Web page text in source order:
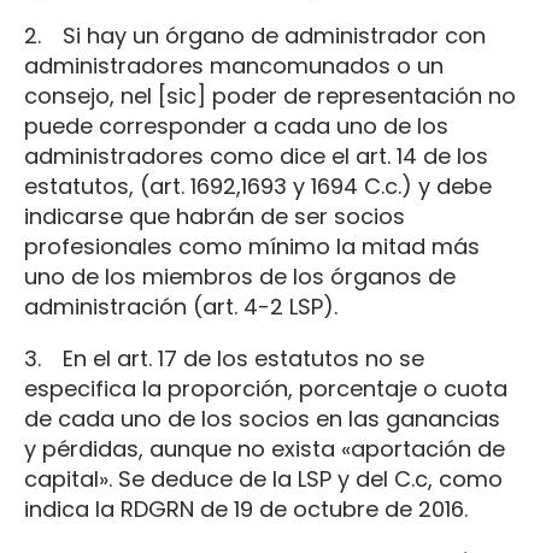
2. Si hay un órgano de administrador con
administradores mancomunados o un
consejo, nel [sic] poder de representación no
puede corresponder a cada uno de los
administradores como dice el art. 14 de los
estatutos, (art. 1692,1693 y 1694 C.c.) y debe
indicarse que habrán de ser socios
profesionales como mínimo la mitad más
uno de los miembros de los órganos de
administración (art. 4-2 LSP).
3. En el art. 17 de los estatutos no se
especifica la proporción, porcentaje o cuota
de cada uno de los socios en las ganancias
y pérdidas, aunque no exista «aportación de
capital». Se deduce de la LSP y del C.c, como
indica la RDGRN de 19 de octubre de 2016.